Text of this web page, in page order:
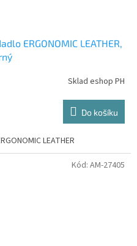
ERGONOMIC LEATHER,
Sklad eshop PH
Do košíku
LEATHER
Kód: AM-27405